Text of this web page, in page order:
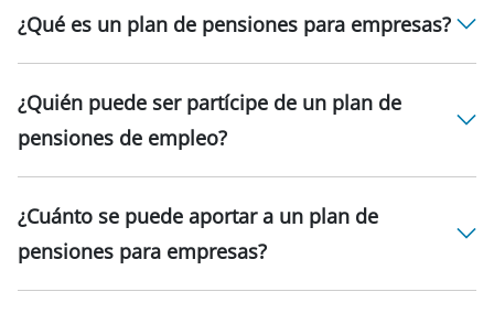
¿Qué es un plan de pensiones para empresas?
¿Quién puede ser partícipe de un plan de
pensiones de empleo?
¿Cuánto se puede aportar a un plan de
pensiones para empresas?